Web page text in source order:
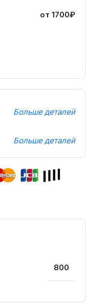
от 1700₽
Больше деталей
Больше деталей
800